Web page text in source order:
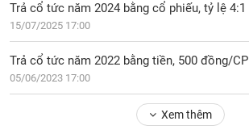
doanh
Tin
Trả cổ tức năm 2024 bằng cổ phiếu, tỷ lệ 4:1
15/07/2025 17:00
Trả cổ tức năm 2022 bằng tiền, 500 đồng/CP
05/06/2023 17:00
Xem thêm
NGUYÊN
VẬT
LIỆU